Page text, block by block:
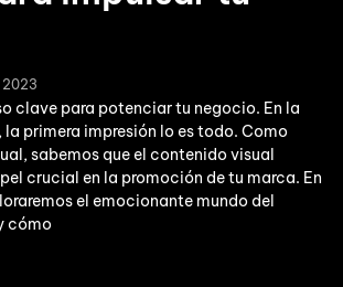
2023
clave para potenciar tu negocio. En la
primera impresión lo es todo. Como
sabemos que el contenido visual
crucial en la promoción de tu marca. En
el emocionante mundo del
cómo